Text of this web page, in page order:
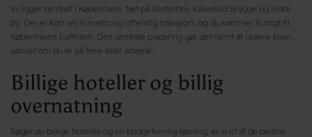
Vi ligger centralt i København, tæt på Vesterbro, Kalvebod Brygge og indre
by. Der er kort vej til metro og offentlig transport, og du kommer hurtigt til
Københavns Lufthavn. Den centrale placering gør det nemt at opleve byen,
uanset om du er på ferie eller arbejde.
Billige hoteller og billig
overnatning
Søger du billige hoteller og en budgetvenlig løsning, er vi et af de bedste